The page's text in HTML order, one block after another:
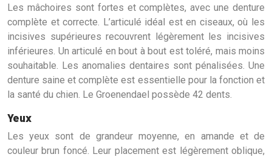
Les mâchoires sont fortes et complètes, avec une denture
complète et correcte. L’articulé idéal est en ciseaux, où les
incisives supérieures recouvrent légèrement les incisives
inférieures. Un articulé en bout à bout est toléré, mais moins
souhaitable. Les anomalies dentaires sont pénalisées. Une
denture saine et complète est essentielle pour la fonction et
la santé du chien. Le Groenendael possède 42 dents.
Yeux
Les yeux sont de grandeur moyenne, en amande et de
couleur brun foncé. Leur placement est légèrement oblique,